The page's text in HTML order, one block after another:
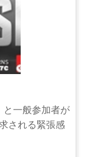
と一般参加者が
される緊張感